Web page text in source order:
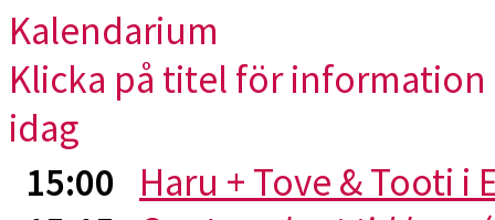
Kalendarium
Klicka på titel för
idag
15:00 Haru + Tove & Tooti i